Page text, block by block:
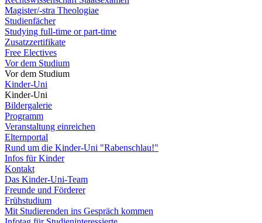
Magister/-stra Theologiae
Studienfächer
Studying full-time or part-time
Zusatzzertifikate
Free Electives
Vor dem Studium
Vor dem Studium
Kinder-Uni
Kinder-Uni
Bildergalerie
Programm
Veranstaltung einreichen
Elternportal
Rund um die Kinder-Uni "Rabenschlau!"
Infos für Kinder
Kontakt
Das Kinder-Uni-Team
Freunde und Förderer
Frühstudium
Mit Studierenden ins Gespräch kommen